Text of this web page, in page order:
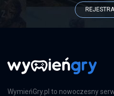
WymieńGry.pl to nowoczesny